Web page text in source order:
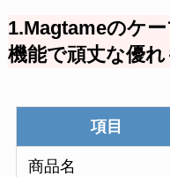
1.Magtameのケ
機能で頑丈な優
項目
商品名